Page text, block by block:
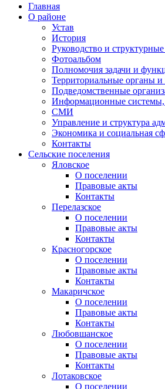
Главная
О районе
Устав
История
Руководство и
Фотоальбом
Полномочия задачи и
Территориальные органы и
Подведомственные
Информационные системы,
СМИ
Управление и структура
Экономика и социальная
Контакты
Сельские поселения
Яловское
О поселении
Правовые акты
Контакты
Перелазское
О поселении
Правовые акты
Контакты
Красногорское
О поселении
Правовые акты
Контакты
Макаричское
О поселении
Правовые акты
Контакты
Любовшанское
О поселении
Правовые акты
Контакты
Лотаковское
О поселении